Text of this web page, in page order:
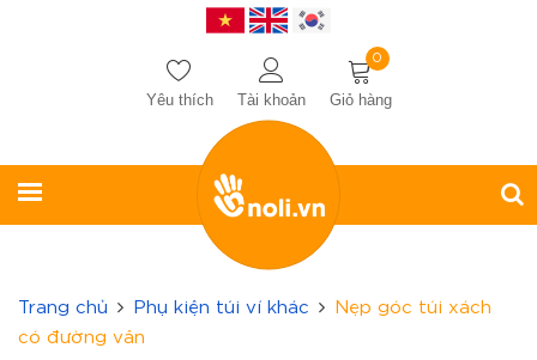
0
Giỏ hàng
Tài khoản
Yêu thích
Trang chủ Phụ kiện túi ví khác
Nẹp góc túi xách
có đường vân